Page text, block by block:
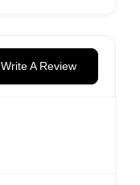
Write A Review